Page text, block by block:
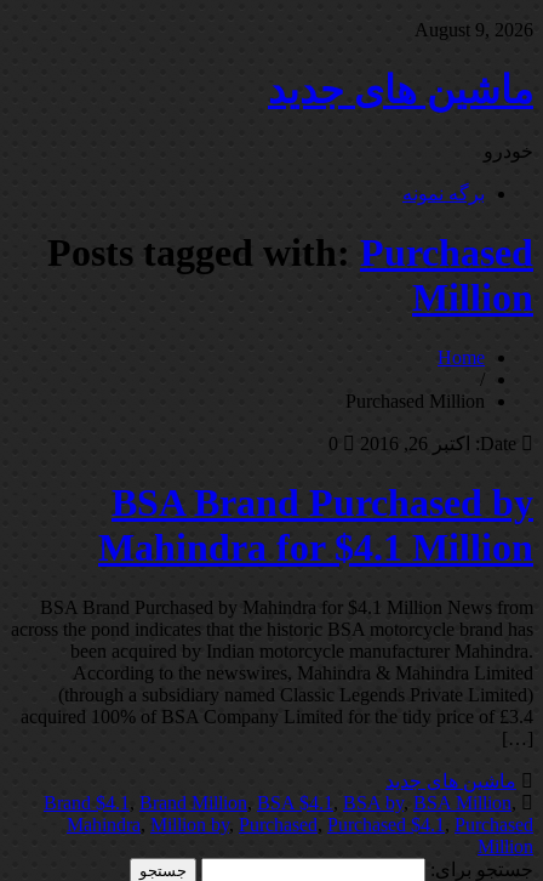
August 9, 2026
ماشین های جدید
خودرو
برگه نمونه
Posts tagged with: Purchased
Million
Home
/
Purchased Million
Date: اکتبر 26, 2016 0
BSA Brand Purchased by
Mahindra for $4.1 Million
BSA Brand Purchased by Mahindra for $4.1 Million News from
across the pond indicates that the historic BSA motorcycle brand has
been acquired by Indian motorcycle manufacturer Mahindra.
According to the newswires, Mahindra & Mahindra Limited
(through a subsidiary named Classic Legends Private Limited)
acquired 100% of BSA Company Limited for the tidy price of £3.4
[…]
ماشین های جدید
Brand $4.1 , Brand Million, BSA $4.1 , BSA by, BSA Million,
Mahindra, Million by, Purchased, Purchased $4.1 , Purchased
Million
جستجو برای: